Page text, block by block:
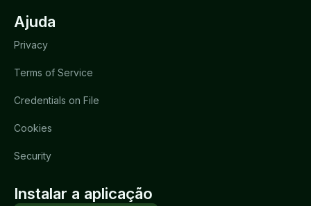
Ajuda
Privacy
Terms of Service
Credentials on File
Cookies
Security
Instalar a aplicação